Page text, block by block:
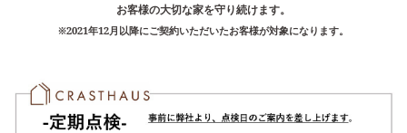
お客様の大切な家を守り続けます。
※2021年12月以降にご契約いただいたお客様が対象になります。